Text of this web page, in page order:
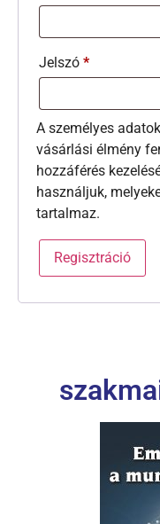
Jelszó *
A személyes
vásárlási élmény
hozzáférés
használjuk,
tartalmaz.
Regisztráció